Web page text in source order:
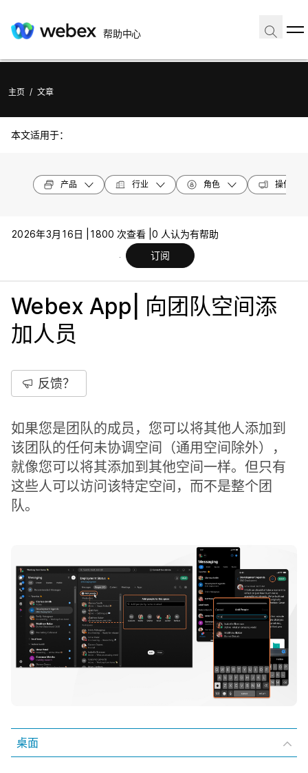
帮助中心
主页 / 文章
本文适用于：
产品 行业 角色 操作系统
2026年3月16日 | 1800 次查看 | 0 人认为有帮助
订阅
Webex App| 向团队空间添
加人员
反馈？
如果您是团队的成员，您可以将其他人添加到
该团队的任何未协调空间（通用空间除外），
就像您可以将其添加到其他空间一样。但只有
这些人可以访问该特定空间，而不是整个团
队。
桌面